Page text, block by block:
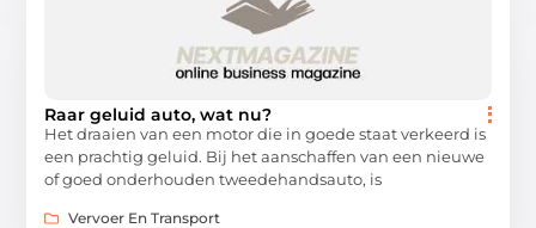
Raar geluid auto, wat nu?
Het draaien van een motor die in goede staat verkeerd is
een prachtig geluid. Bij het aanschaffen van een nieuwe
of goed onderhouden tweedehandsauto, is
Vervoer En Transport